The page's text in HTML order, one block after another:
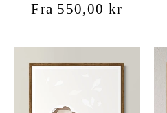
Vanlig
Fra 550,00 kr